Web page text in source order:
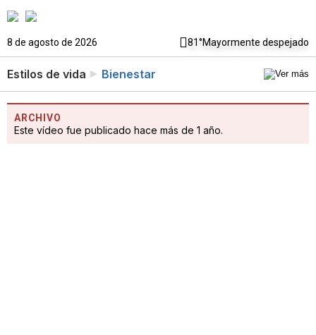
8 de agosto de 2026 81°Mayormente despejado
Estilos de vida Bienestar
ARCHIVO
Este vídeo fue publicado hace más de 1 año.